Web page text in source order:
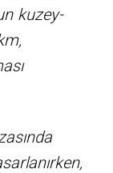
kuzey-